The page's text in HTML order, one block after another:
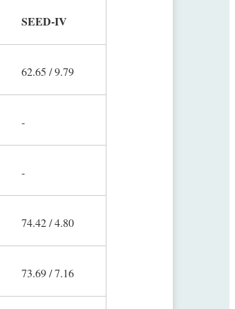
SEED-IV
62.65 / 9.79
-
-
74.42 / 4.80
73.69 / 7.16